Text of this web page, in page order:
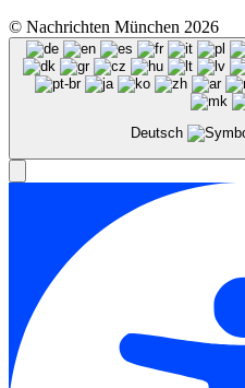
© Nachrichten München 2026
Deutsch